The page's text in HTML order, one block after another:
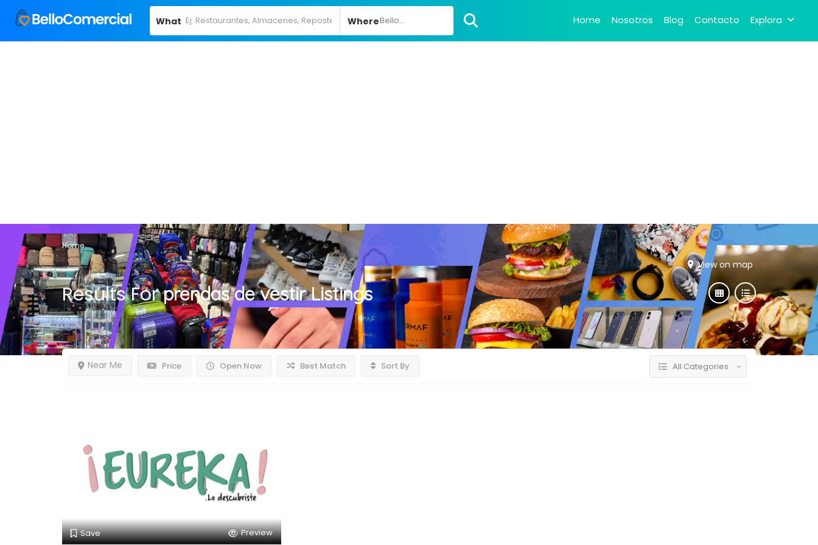
What WhereBello... Home Nosotros Blog Contacto Explora
Home
View on map
Results Forprendas de vestir Listings
Price Open Now
Near Me Best Match Sort By All Categories
Save Preview